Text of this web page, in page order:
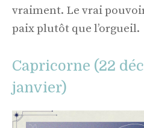
vraiment. Le vrai
paix plutôt que l’orgueil.
Capricorne (22
janvier)